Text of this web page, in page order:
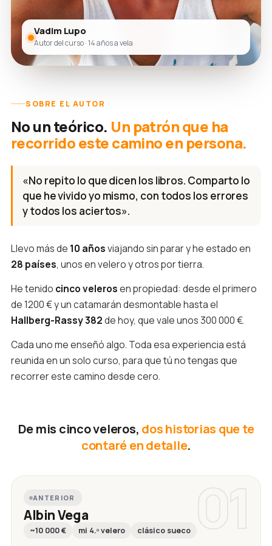
Vadim Lupo
Autor del curso · 14 años a vela
SOBRE EL AUTOR
No un teórico. Un patrón que ha
recorrido este camino en persona.
«No repito lo que dicen los libros. Comparto lo
que he vivido yo mismo, con todos los errores
y todos los aciertos».
Llevo más de 10 añosviajando sin parar y he estado en
28 países, unos en velero y otros por tierra.
He tenido cinco velerosen propiedad: desde el primero
de 1200 € y un catamarán desmontable hasta el
Hallberg-Rassy 382de hoy, que vale unos 300 000 €.
Cada uno me enseñó algo. Toda esa experiencia está
reunida en un solo curso, para que tú no tengas que
recorrer este camino desde cero.
De mis cinco veleros, dos historias que te
contaré en detalle.
01
ANTERIOR
Albin Vega
~10 000 € mi 4.º velero clásico sueco